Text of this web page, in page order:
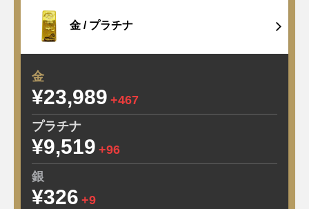
金 / プラチナ
金
¥23,989 +467
プラチナ
¥9,519 +96
銀
¥326 +9